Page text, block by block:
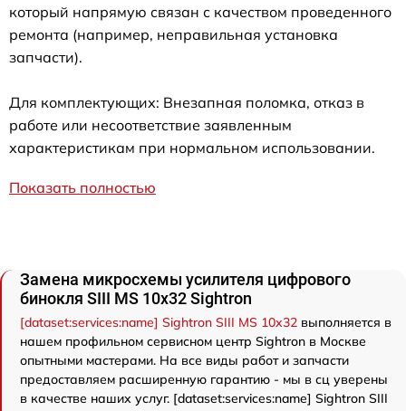
который напрямую связан с качеством проведенного
ремонта (например, неправильная установка
запчасти).
Для комплектующих: Внезапная поломка, отказ в
работе или несоответствие заявленным
характеристикам при нормальном использовании.
Показать полностью
Замена микросхемы усилителя цифрового
бинокля SIII MS 10x32 Sightron
[dataset:services:name] Sightron SIII MS 10x32 выполняется в
нашем профильном сервисном центр Sightron в Москве
опытными мастерами. На все виды работ и запчасти
предоставляем расширенную гарантию - мы в сц уверены
в качестве наших услуг. [dataset:services:name] Sightron SIII